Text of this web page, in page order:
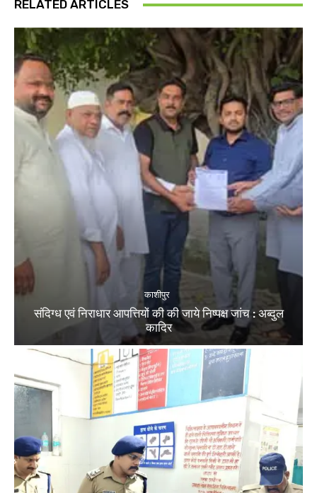
RELATED ARTICLES
काशीपुर
संदिग्ध एवं निराधार आपत्तियों की की जाये निष्पक्ष जांच : अब्दुल
कादिर